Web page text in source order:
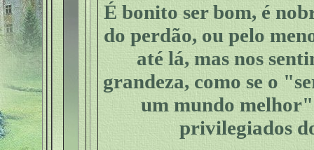
É bonito ser bom, é
do perdão, ou pelo
até lá, mas nos
grandeza, como se o
um mundo melhor"
privilegiados